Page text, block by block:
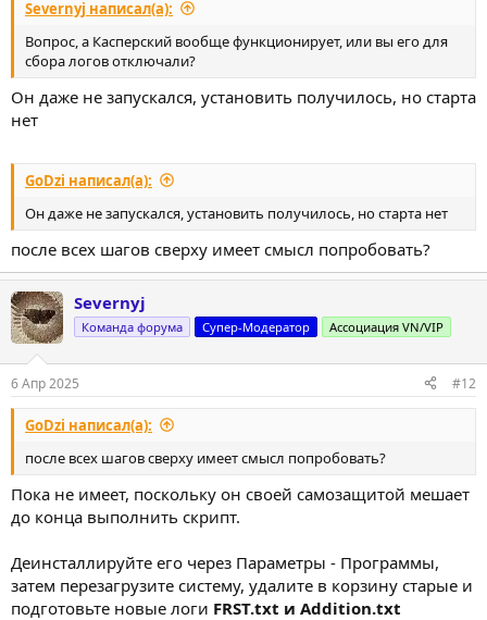
Severnyj написал(а):
Вопрос, а Касперский вообще функционирует, или вы его для
сбора логов отключали?
Он даже не запускался, установить получилось, но старта
нет
GoDzi написал(а):
Он даже не запускался, установить получилось, но старта нет
после всех шагов сверху имеет смысл попробовать?
Severnyj
Команда форума Супер-Модератор Ассоциация VN/VIP
6 Апр 2025 #12
GoDzi написал(а):
после всех шагов сверху имеет смысл попробовать?
Пока не имеет, поскольку он своей самозащитой мешает
до конца выполнить скрипт.
Деинсталлируйте его через Параметры - Программы,
затем перезагрузите систему, удалите в корзину старые и
подготовьте новые логи FRST.txt и Addition.txt